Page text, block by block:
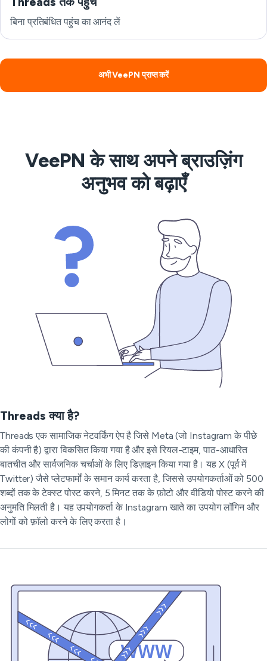
बिना प्रतिबंधित पहुंच का आनंद लें
अभी VeePN प्राप्त करें
VeePN के साथ अपने ब्राउज़िंग
अनुभव को बढ़ाएँ
Threads क्या है?
Threads एक सामाजिक नेटवर्किंग ऐप है जिसे Meta (जो Instagram के पीछे
की कंपनी है) द्वारा विकसित किया गया है और इसे रियल-टाइम, पाठ-आधारित
बातचीत और सार्वजनिक चर्चाओं के लिए डिज़ाइन किया गया है। यह X (पूर्व में
Twitter) जैसे प्लेटफार्मों के समान कार्य करता है, जिससे उपयोगकर्ताओं को 500
शब्दों तक के टेक्स्ट पोस्ट करने, 5 मिनट तक के फ़ोटो और वीडियो पोस्ट करने की
अनुमति मिलती है। यह उपयोगकर्ता के Instagram खाते का उपयोग लॉगिन और
लोगों को फ़ॉलो करने के लिए करता है।